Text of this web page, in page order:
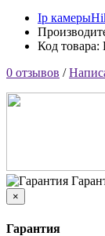
Ip камеры
Код
0 отзывов /
×
Гарантия